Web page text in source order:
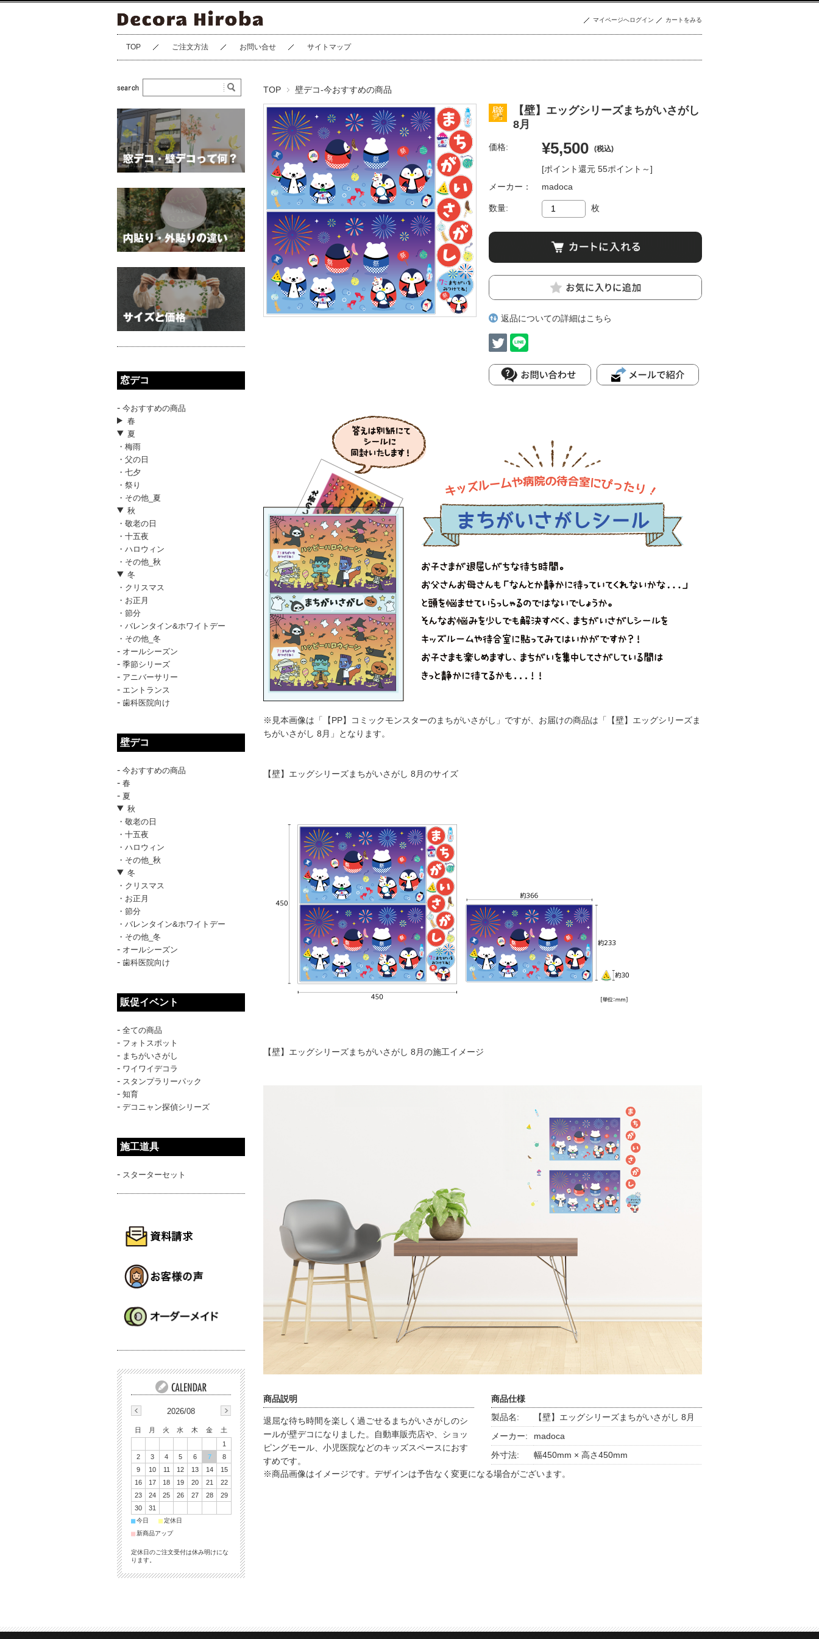
マイページへログイン カートをみる
TOP ご注文方法 お問い合せ サイトマップ
TOP 壁デコ-今おすすめの商品
【壁】エッグシリーズまちがいさがし
8月
価格: ¥5,500 (税込)
[ポイント還元 55ポイント～]
メーカー：
madoca
数量: 枚
返品についての詳細はこちら
※見本画像は「【PP】コミックモンスターのまちがいさがし」ですが、お届けの商品は「【壁】エッグシリーズま
ちがいさがし 8月」となります。
【壁】エッグシリーズまちがいさがし 8月のサイズ
【壁】エッグシリーズまちがいさがし 8月の施工イメージ
商品説明
退屈な待ち時間を楽しく過ごせるまちがいさがしのシ
ールが壁デコになりました。自動車販売店や、ショッ
ピングモール、小児医院などのキッズスペースにおす
すめです。
商品仕様
製品名:
【壁】エッグシリーズまちがいさがし 8月
メーカー:
madoca
外寸法:
幅450mm × 高さ450mm
※商品画像はイメージです。デザインは予告なく変更になる場合がございます。
窓デコ
- 今おすすめの商品
春
夏
・梅雨
・父の日
・七夕
・祭り
・その他_夏
秋
・敬老の日
・十五夜
・ハロウィン
・その他_秋
冬
・クリスマス
・お正月
・節分
・バレンタイン&ホワイトデー
・その他_冬
- オールシーズン
- 季節シリーズ
- アニバーサリー
- エントランス
- 歯科医院向け
壁デコ
- 今おすすめの商品
- 春
- 夏
秋
・敬老の日
・十五夜
・ハロウィン
・その他_秋
冬
・クリスマス
・お正月
・節分
・バレンタイン&ホワイトデー
・その他_冬
- オールシーズン
- 歯科医院向け
販促イベント
- 全ての商品
- フォトスポット
- まちがいさがし
- ワイワイデコラ
- スタンプラリーパック
- 知育
- デコニャン探偵シリーズ
施工道具
- スターターセット
2026/08
日 月 火 水 木 金
土
1
2
3 4 5 6 7
8
9
10 11 12 13 14
15
16
17 18 19 20 21
22
23
24 25 26 27 28
29
30
31
■今日 ■定休日
■新商品アップ
定休日のご注文受付は休み明けにな
ります。